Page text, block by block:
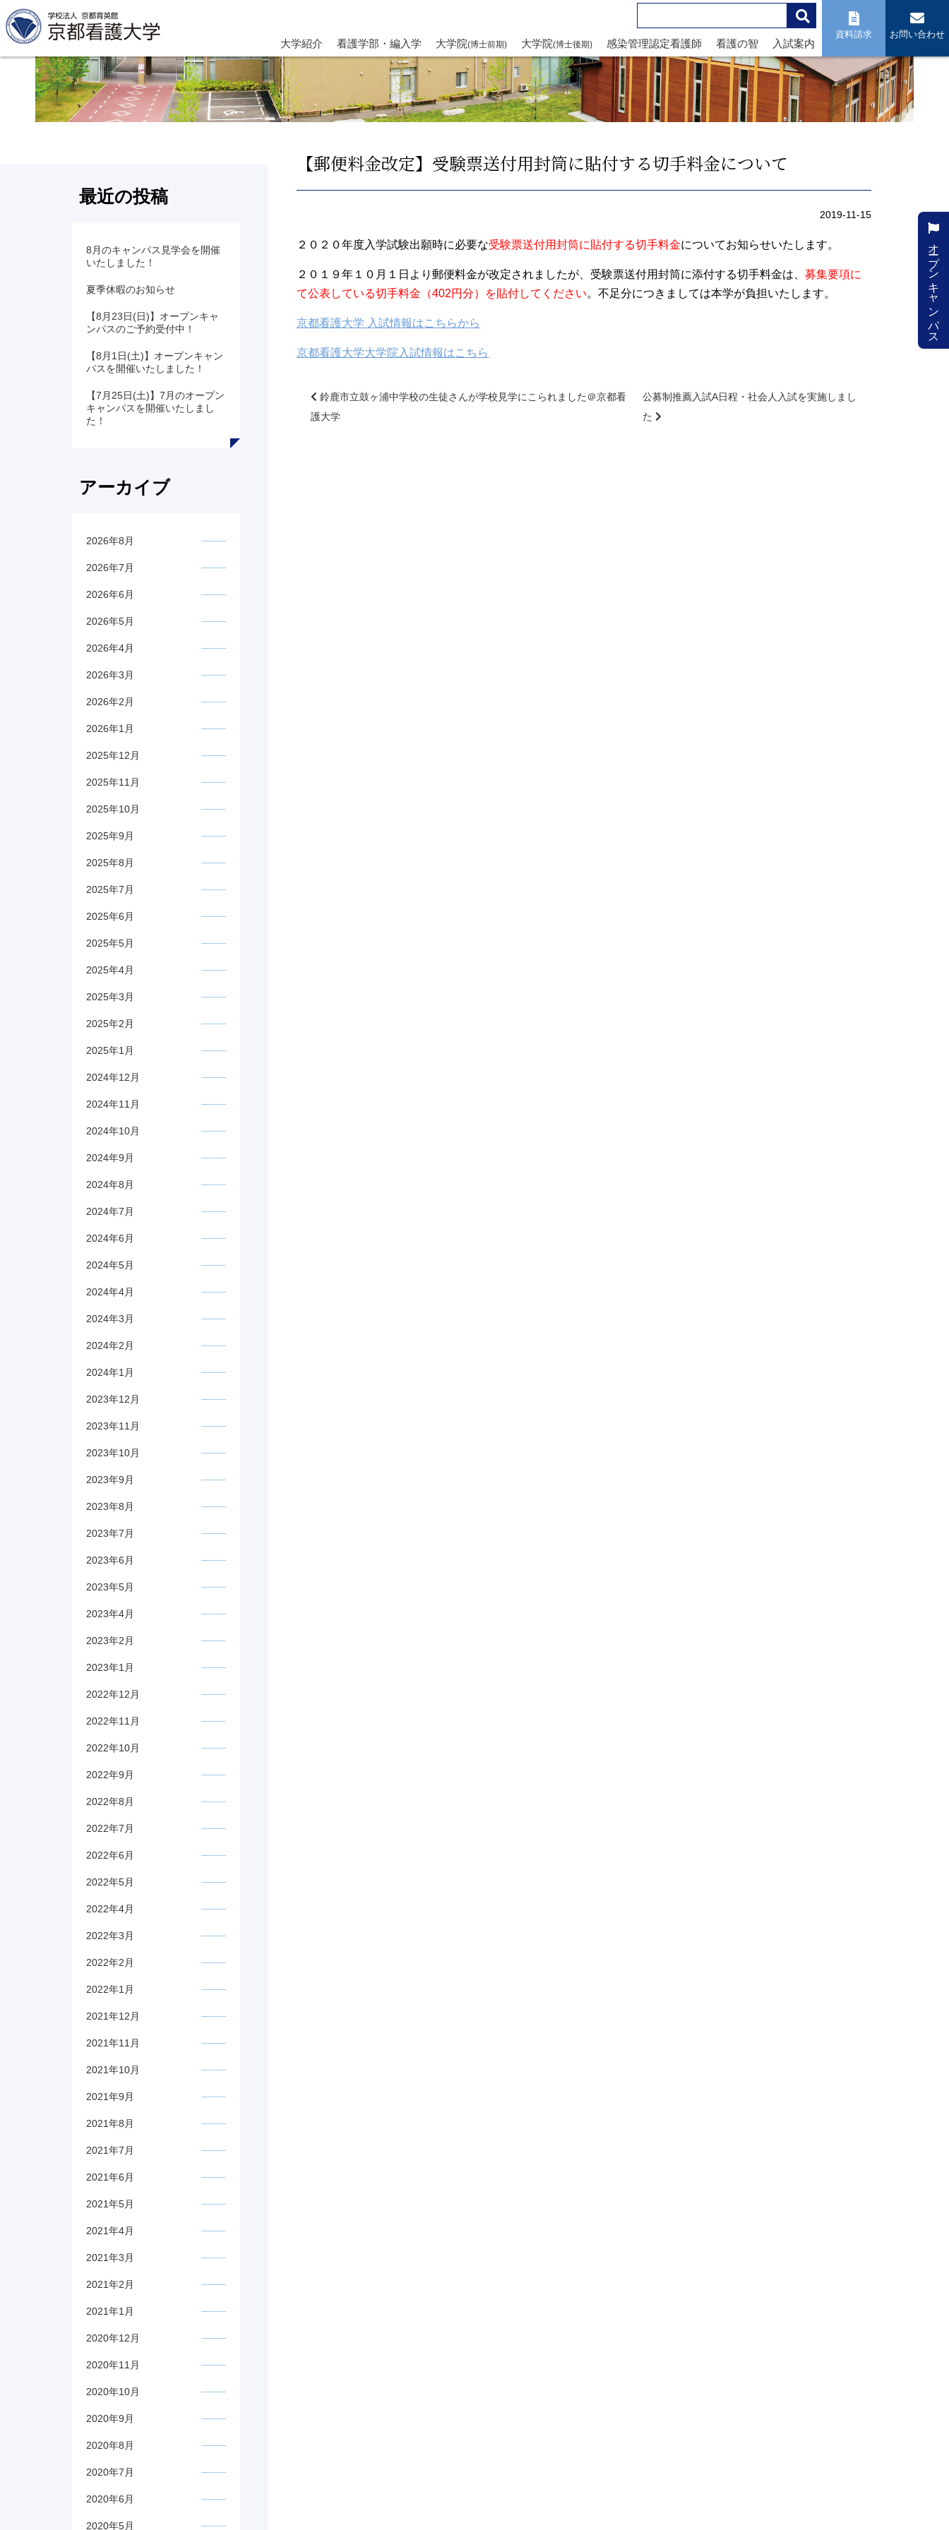
大学紹介 看護学部・編入学 大学院(博士前期) 大学院(博士後期) 感染管理認定看護師 看護の智 入試案内
資料請求 お問い合わせ
【郵便料金改定】受験票送付用封筒に貼付する切手料金について
2019-11-15
２０２０年度入学試験出願時に必要な受験票送付用封筒に貼付する切手料金についてお知らせいたします。
２０１９年１０月１日より郵便料金が改定されましたが、受験票送付用封筒に添付する切手料金は、募集要項に
て公表している切手料金（402円分）を貼付してください。不足分につきましては本学が負担いたします。
京都看護大学 入試情報はこちらから
京都看護大学大学院入試情報はこちら
鈴鹿市立鼓ヶ浦中学校の生徒さんが学校見学にこられました＠京都看
護大学
公募制推薦入試A日程・社会人入試を実施しまし
た
最近の投稿
8月のキャンパス見学会を開催
いたしました！
夏季休暇のお知らせ
【8月23日(日)】オープンキャ
ンパスのご予約受付中！
【8月1日(土)】オープンキャン
パスを開催いたしました！
【7月25日(土)】7月のオープン
キャンパスを開催いたしまし
た！
アーカイブ
2026年8月
2026年7月
2026年6月
2026年5月
2026年4月
2026年3月
2026年2月
2026年1月
2025年12月
2025年11月
2025年10月
2025年9月
2025年8月
2025年7月
2025年6月
2025年5月
2025年4月
2025年3月
2025年2月
2025年1月
2024年12月
2024年11月
2024年10月
2024年9月
2024年8月
2024年7月
2024年6月
2024年5月
2024年4月
2024年3月
2024年2月
2024年1月
2023年12月
2023年11月
2023年10月
2023年9月
2023年8月
2023年7月
2023年6月
2023年5月
2023年4月
2023年2月
2023年1月
2022年12月
2022年11月
2022年10月
2022年9月
2022年8月
2022年7月
2022年6月
2022年5月
2022年4月
2022年3月
2022年2月
2022年1月
2021年12月
2021年11月
2021年10月
2021年9月
2021年8月
2021年7月
2021年6月
2021年5月
2021年4月
2021年3月
2021年2月
2021年1月
2020年12月
2020年11月
2020年10月
2020年9月
2020年8月
2020年7月
2020年6月
2020年5月
オープンキャンパス